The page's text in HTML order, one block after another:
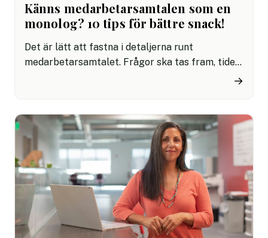
Känns medarbetarsamtalen som en
monolog? 10 tips för bättre snack!
Det är lätt att fastna i detaljerna runt
medarbetarsamtalet. Frågor ska tas fram, tiden
Om mötet blir en monolog hjälper det inte
mycket att ni hade en snygg agenda eller ett
välfyllt dokument. Därför har vi här fokuserat på
tips som hjälper er att få igång ett bättre snack
från båda hållen.
→